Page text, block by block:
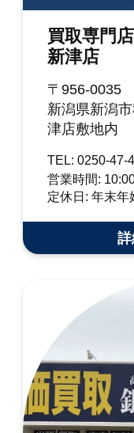
買取専門
新津店
〒956-0035
新潟県新潟
津店敷地内
TEL: 0250-47-
営業時間:
定休日: 年末年